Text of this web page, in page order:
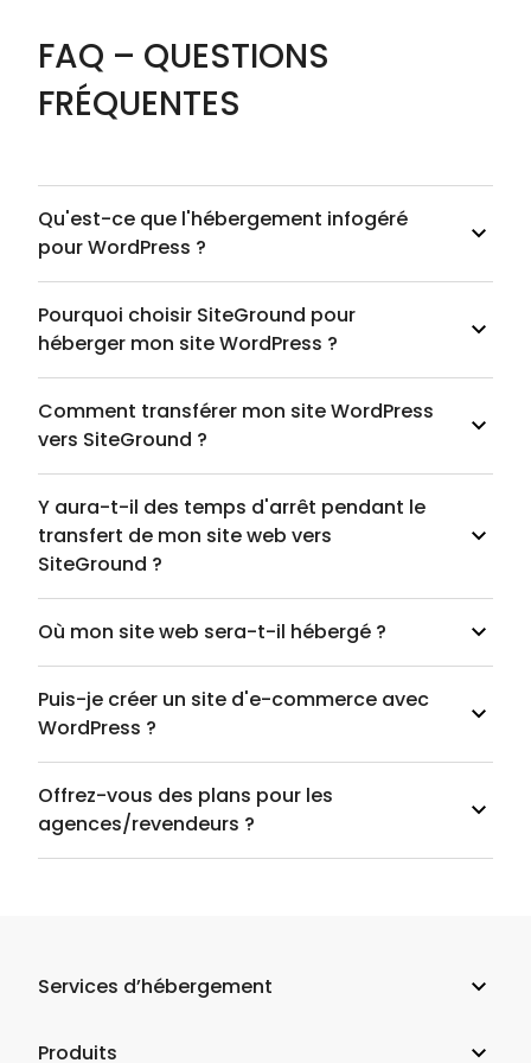
FAQ – QUESTIONS
FRÉQUENTES
Qu'est-ce que l'hébergement infogéré
pour WordPress ?
Pourquoi choisir SiteGround pour
héberger mon site WordPress ?
Comment transférer mon site WordPress
vers SiteGround ?
Y aura-t-il des temps d'arrêt pendant le
transfert de mon site web vers
SiteGround ?
Où mon site web sera-t-il hébergé ?
Puis-je créer un site d'e-commerce avec
WordPress ?
Offrez-vous des plans pour les
agences/revendeurs ?
Services d’hébergement
Produits